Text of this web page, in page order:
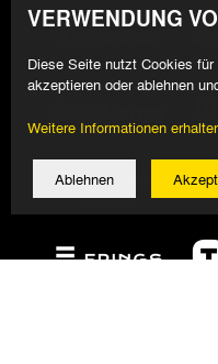
VERWENDUNG
Diese Seite nutzt Cookies
akzeptieren oder ablehnen
Weitere Informationen
Ablehnen